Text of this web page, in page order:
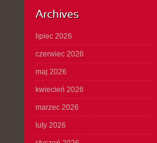
Archives
lipiec 2026
czerwiec 2026
maj 2026
kwiecień 2026
marzec 2026
luty 2026